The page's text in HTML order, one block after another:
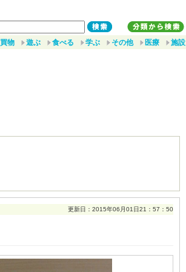
買物 遊ぶ 食べる 学ぶ その他 医療 施設
更新日：2015年06月01日21：57：50